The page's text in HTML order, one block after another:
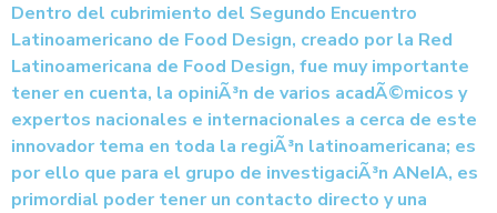
Dentro del cubrimiento del Segundo Encuentro
Latinoamericano de Food Design, creado por la Red
Latinoamericana de Food Design, fue muy importante
tener en cuenta, la opiniÃ³n de varios acadÃ©micos y
expertos nacionales e internacionales a cerca de este
innovador tema en toda la regiÃ³n latinoamericana; es
por ello que para el grupo de investigaciÃ³n ANeIA, es
primordial poder tener un contacto directo y una